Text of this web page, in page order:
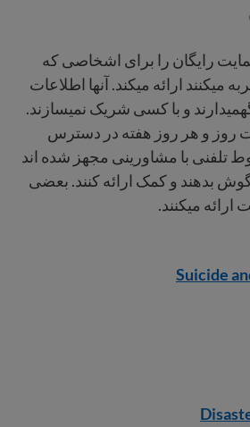
رایگان را برای اشخاصی که
میکنند ارائه میکند. آنها اطلاعات
و با کسی شریک نمیسازند.
روز و هر روز هفته در دسترس
تلفنی با مشاورینی مجهز شده اند
بدهند و کمک ارائه کنند. بعضی
ارائه میکنند.